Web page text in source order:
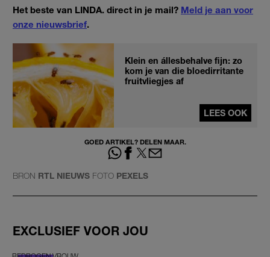
Het beste van LINDA. direct in je mail? Meld je aan voor
onze nieuwsbrief.
Klein en állesbehalve fijn: zo
kom je van die bloedirritante
fruitvliegjes af
LEES OOK
GOED ARTIKEL? DELEN MAAR.
BRON RTL NIEUWS FOTO PEXELS
EXCLUSIEF VOOR JOU